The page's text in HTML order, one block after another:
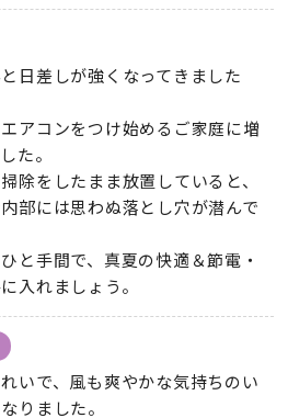
日差しが強くなってきました
アコンをつけ始めるご家庭に増
た。
除をしたまま放置していると、
部には思わぬ落とし穴が潜んで
と手間で、真夏の快適＆節電・
入れましょう。
いで、風も爽やかな気持ちのい
りました。